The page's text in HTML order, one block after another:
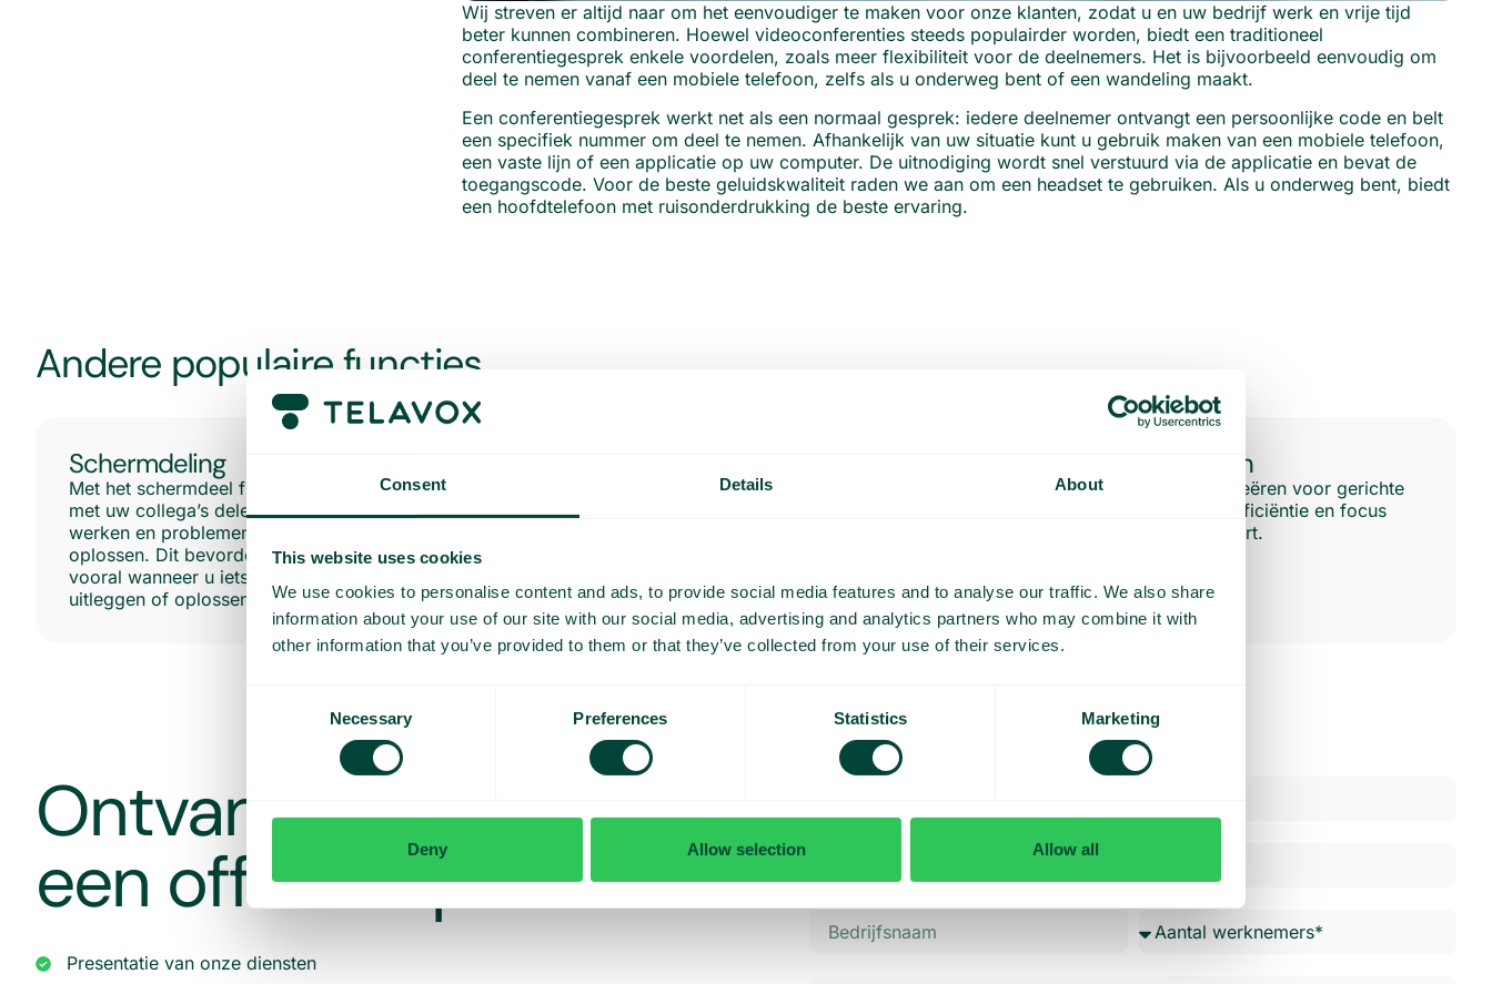
Consent Details About
This website uses cookies
We use cookies to personalise content and ads, to provide social media features and to analyse our traffic. We also share
information about your use of our site with our social media, advertising and analytics partners who may combine it with
other information that you’ve provided to them or that they’ve collected from your use of their services.
Necessary Preferences Statistics Marketing
Deny Allow selection Allow all
Wij streven er altijd naar om het eenvoudiger te maken voor onze klanten, zodat u en uw bedrijf werk en vrije tijd
beter kunnen combineren. Hoewel videoconferenties steeds populairder worden, biedt een traditioneel
conferentiegesprek enkele voordelen, zoals meer flexibiliteit voor de deelnemers. Het is bijvoorbeeld eenvoudig om
deel te nemen vanaf een mobiele telefoon, zelfs als u onderweg bent of een wandeling maakt.
Een conferentiegesprek werkt net als een normaal gesprek: iedere deelnemer ontvangt een persoonlijke code en belt
een specifiek nummer om deel te nemen. Afhankelijk van uw situatie kunt u gebruik maken van een mobiele telefoon,
een vaste lijn of een applicatie op uw computer. De uitnodiging wordt snel verstuurd via de applicatie en bevat de
toegangscode. Voor de beste geluidskwaliteit raden we aan om een headset te gebruiken. Als u onderweg bent, biedt
een hoofdtelefoon met ruisonderdrukking de beste ervaring.
Andere populaire functies
Schermdeling
Met het schermdeel functie kunt u uw scherm
met uw collega’s delen, zodat u samen kunt
werken en problemen eenvoudiger kunt
oplossen. Dit bevordert de samenwerking,
vooral wanneer u iets op afstand moet
uitleggen of oplossen.
Met onze applicatie kunt u eenvoudig
bestanden delen met uw team, waardoor de
Groepsgesprekken
U specifieke groepen creëren voor gerichte
communicatie, wat de efficiëntie en focus
binnen elk team bevordert.
Ontvang een demo en
een offerte op maat
Presentatie van onze diensten